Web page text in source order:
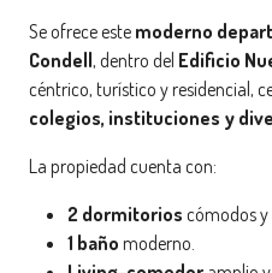
Se ofrece este moderno
Condell, dentro del Edificio
céntrico, turístico y residencial,
colegios, instituciones y
La propiedad cuenta con:
2 dormitorios cómodos
1 baño moderno.